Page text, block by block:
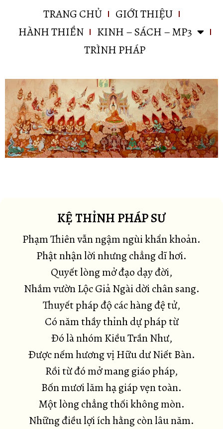
TRANG CHỦ
GIỚI THIỆU
HÀNH THIỀN
KINH – SÁCH – MP3
TRÌNH PHÁP
KỆ THỈNH PHÁP SƯ
Phạm Thiên vẫn ngậm ngùi khẩn khoản.
Phật nhận lời nhưng chẳng dĩ hơi.
Quyết lòng mở đạo dạy đời,
Nhắm vườn Lộc Giả Ngài dời chân sang.
Thuyết pháp độ các hàng đệ tử,
Có năm thầy thỉnh dự pháp từ
Ðó là nhóm Kiều Trần Như,
Ðược nếm hương vị Hữu dư Niết Bàn.
Rồi từ đó mở mang giáo pháp,
Bốn mươi lăm hạ giáp vẹn toàn.
Một lòng chẳng thối không mòn.
Những điều lợi ích hằng còn lâu năm.